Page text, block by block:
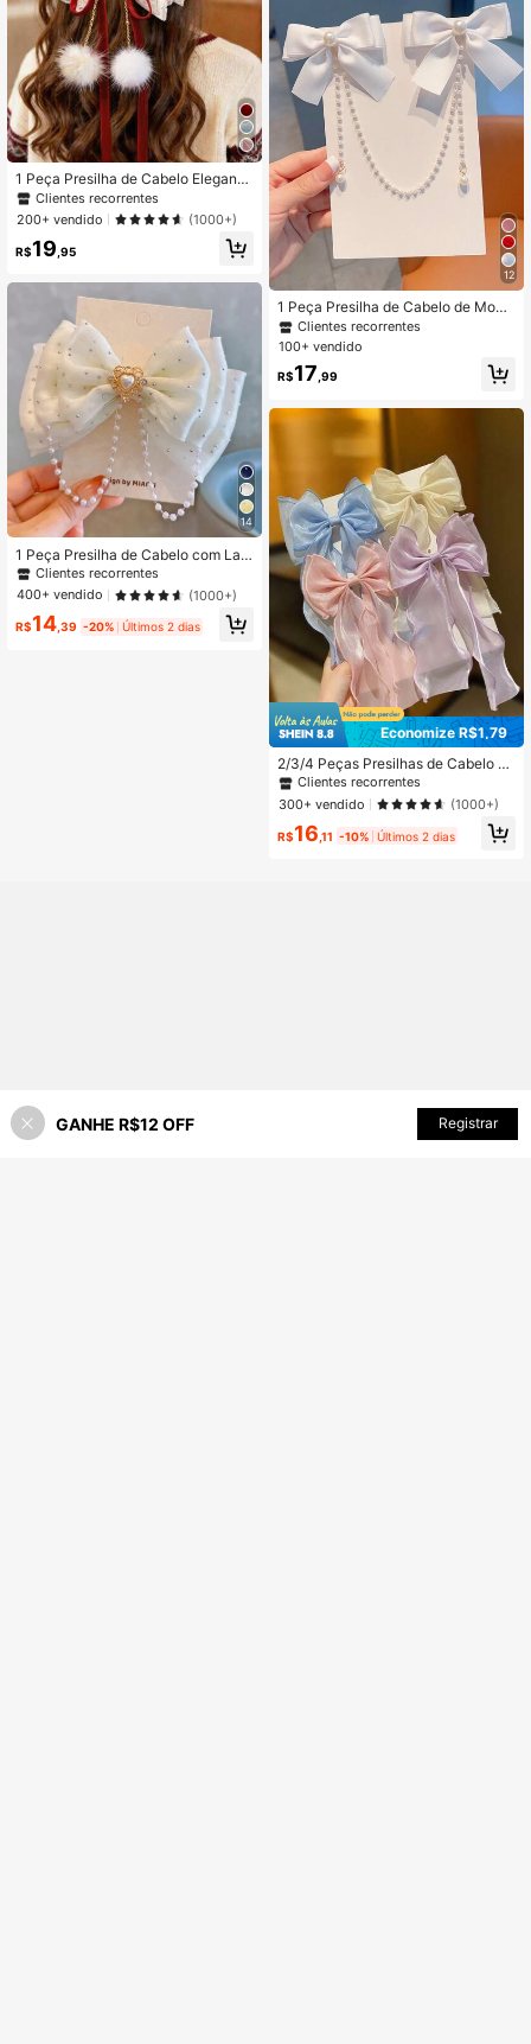
1 Peça Presilha de Cabelo Elegante
e Doce Vermelha para Meninas, Ac
essório de Cabelo com Laço de Vel
udo de Renda, Pérola e Pompom De
corativo
Clientes recorrentes
200+ vendido
(1000+)
R$19 ,95
14
1 Peça Presilha de Cabelo com Laç
o Embelezado com Cristal e Pérola,
Estilo Moda Feminina, Sem Embala
gem com Cartão
Clientes recorrentes
400+ vendido
(1000+)
R$14 ,39 -20% Últimos 2 dias
12
1 Peça Presilha de Cabelo de Moda
Doce com Pérola, Laço e Borla para
Meninas
Clientes recorrentes
100+ vendido
R$17 ,99
Economize R$1,79
2/3/4 Peças Presilhas de Cabelo Fo
fas e Estilosas para Meninas, Presil
has de Cabelo com Laço Grande de
Fibra de Poliéster Colorida, Acessór
ios de Cabelo da Moda, Acessórios
de Cabelo para Meninas
Clientes recorrentes
300+ vendido
(1000+)
R$16 ,11 -10% Últimos 2 dias
11% OFF! ADICIONAR AO CARRINHO
GANHE R$12 OFF Registrar